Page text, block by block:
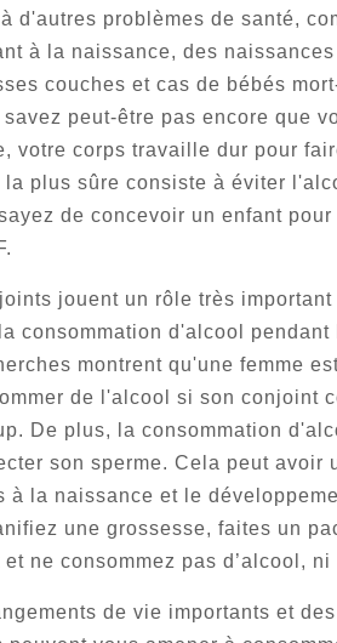
d'autres problèmes de santé,
à la naissance, des naissances
couches et cas de bébés
peut-être pas encore que
votre corps travaille dur pour
la plus sûre consiste à éviter
de concevoir un enfant
jouent un rôle très important
consommation d'alcool pendant
montrent qu'une femme
de l'alcool si son conjoint
De plus, la consommation
son sperme. Cela peut avoir
à la naissance et le
une grossesse, faites un
ne consommez pas d’alcool, ni
de vie importants et